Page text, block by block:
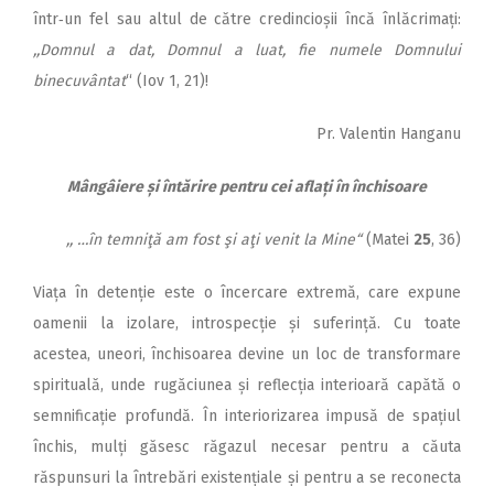
într‑un fel sau altul de către credincioșii încă înlăcrimați:
,,Domnul a dat, Domnul a luat, fie numele Domnului
binecuvântat“ (Iov 1, 21)!
Pr. Valentin Hanganu
Mângâiere și întărire pentru cei aflați în închisoare
,, …în temniţă am fost şi aţi venit la Mine“(Matei 25, 36)
Viața în detenție este o încercare extremă, care expune
oamenii la izolare, introspecție și suferință. Cu toate
acestea, uneori, închisoarea devine un loc de transformare
spirituală, unde rugăciunea și reflecția interioară capătă o
semnificație profundă. În interiorizarea impusă de spațiul
închis, mulți găsesc răgazul necesar pentru a căuta
răspunsuri la întrebări existențiale și pentru a se reconecta